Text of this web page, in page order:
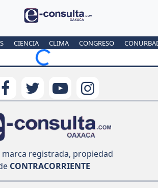
CIENCIA CLIMA CONGRESO
Loading...
marca registrada, propiedad
CONTRACORRIENTE